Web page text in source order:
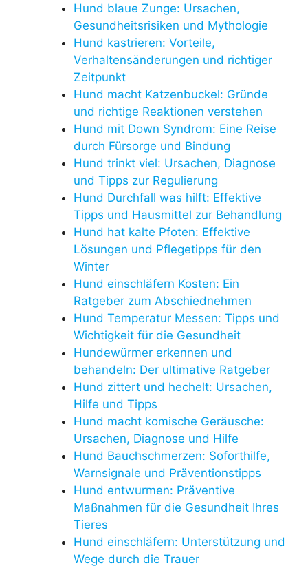
Hund blaue Zunge: Ursachen,
Gesundheitsrisiken und Mythologie
Hund kastrieren: Vorteile,
Verhaltensänderungen und richtiger
Zeitpunkt
Hund macht Katzenbuckel: Gründe
und richtige Reaktionen verstehen
Hund mit Down Syndrom: Eine Reise
durch Fürsorge und Bindung
Hund trinkt viel: Ursachen, Diagnose
und Tipps zur Regulierung
Hund Durchfall was hilft: Effektive
Tipps und Hausmittel zur Behandlung
Hund hat kalte Pfoten: Effektive
Lösungen und Pflegetipps für den
Winter
Hund einschläfern Kosten: Ein
Ratgeber zum Abschiednehmen
Hund Temperatur Messen: Tipps und
Wichtigkeit für die Gesundheit
Hundewürmer erkennen und
behandeln: Der ultimative Ratgeber
Hund zittert und hechelt: Ursachen,
Hilfe und Tipps
Hund macht komische Geräusche:
Ursachen, Diagnose und Hilfe
Hund Bauchschmerzen: Soforthilfe,
Warnsignale und Präventionstipps
Hund entwurmen: Präventive
Maßnahmen für die Gesundheit Ihres
Tieres
Hund einschläfern: Unterstützung und
Wege durch die Trauer